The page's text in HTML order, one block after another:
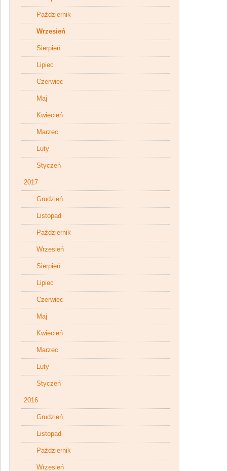
Październik
Wrzesień
Sierpień
Lipiec
Czerwiec
Maj
Kwiecień
Marzec
Luty
Styczeń
2017
Grudzień
Listopad
Październik
Wrzesień
Sierpień
Lipiec
Czerwiec
Maj
Kwiecień
Marzec
Luty
Styczeń
2016
Grudzień
Listopad
Październik
Wrzesień